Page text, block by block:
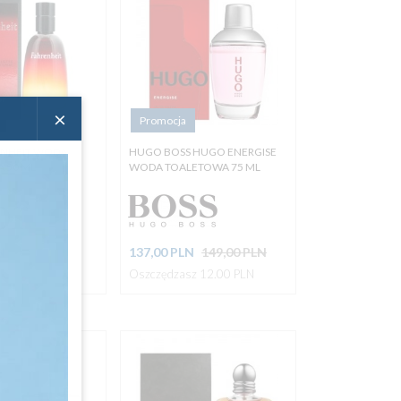
WODA
HUGO BOSS HUGO ENERGISE
WODA TOALETOWA 75 ML
Promocja
137,00 PLN 149,00 PLN
Oszczędzasz 12.00 PLN
×